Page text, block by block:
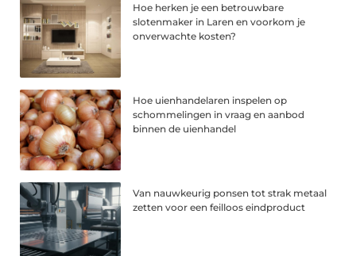
Hoe herken je een betrouwbare
slotenmaker in Laren en voorkom je
onverwachte kosten?
Hoe uienhandelaren inspelen op
schommelingen in vraag en aanbod
binnen de uienhandel
Van nauwkeurig ponsen tot strak metaal
zetten voor een feilloos eindproduct